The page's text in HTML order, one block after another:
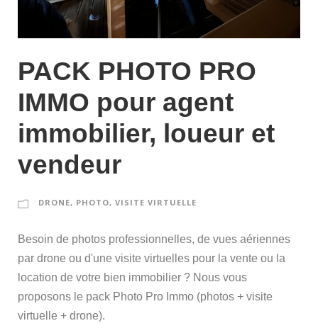
PACK PHOTO PRO
IMMO pour agent
immobilier, loueur et
vendeur
DRONE, PHOTO, VISITE VIRTUELLE
Besoin de photos professionnelles, de vues aériennes
par drone ou d'une visite virtuelles pour la vente ou la
location de votre bien immobilier ? Nous vous
proposons le pack Photo Pro Immo (photos + visite
virtuelle + drone).